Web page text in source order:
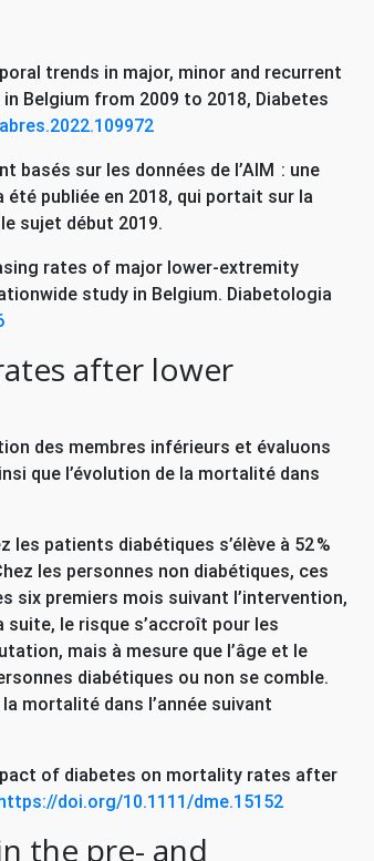
trends in major, minor and recurrent
Belgium from 2009 to 2018, Diabetes
basés sur les données de l’AIM : une
publiée en 2018, qui portait sur la
sujet début 2019.
rates of major lower-extremity
study in Belgium. Diabetologia
after lower
des membres inférieurs et évaluons
que l’évolution de la mortalité dans
patients diabétiques s’élève à 52 %
les personnes non diabétiques, ces
six premiers mois suivant l’intervention,
suite, le risque s’accroît pour les
mais à mesure que l’âge et le
diabétiques ou non se comble.
mortalité dans l’année suivant
of diabetes on mortality rates after
doi.org/10.1111/dme.15152
the pre- and